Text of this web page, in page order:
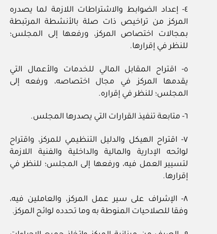
٤‏- إعداد الضوابط والاشتراطات اللازمة لما يصدره
المركز من تراخيص ذات صلة بالأنشطة المرتبطة
بمجالات اختصاص المركز، ورفعها إلى المجلس؛
للنظر في إقرارها.
٥‏- اقتراح المقابل المالي للخدمات والأعمال التي
يقدمها المركز في مجال اختصاصه، ورفعه إلى
المجلس؛ للنظر في إقراره.
٦‏- متابعة تنفيذ القرارات التي يصدرها المجلس.
٧‏- اقتراح الهيكل والدليل التنظيمي للمركز، واقتراح
لوائحه الإدارية والمالية والداخلية والفنية اللازمة
لتسيير العمل فيه، ورفعها إلى المجلس؛ للنظر في
إقرارها.
٨‏- الإشراف على سير عمل المركز، والعاملين فيه،
وفقا للصلاحيات المنوطة به وما تحدده لوائح المركز.